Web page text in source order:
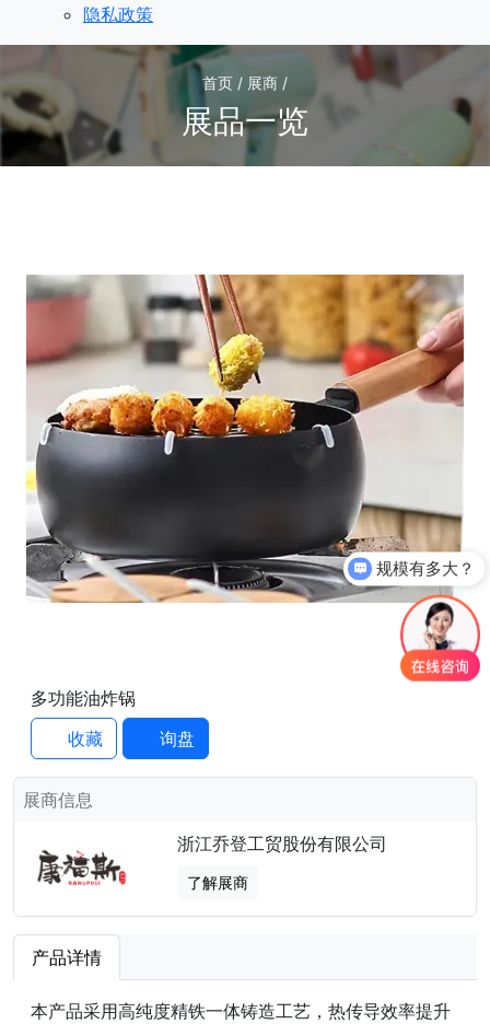
隐私政策
首页 / 展商 /
展品一览
1/1
多功能油炸锅
收藏
询盘
展商信息
浙江乔登工贸股份有限公司
了解展商
产品详情
本产品采用高纯度精铁一体铸造工艺，热传导效率提升
规模有多大？